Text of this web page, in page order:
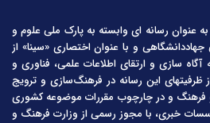
عنوان رسانه ای وابسته به پارک ملی علوم و
و با عنوان اختصاری «سینا» از
کمک به آگاه سازی و ارتقای اطلاعات علمی، فناوری و
ظرفیتهای این رسانه در فرهنگ‌سازی و ترویج
فرهنگ و در چارچوب مقررات موضوعه کشوری
خبری، با مجوز رسمی از وزارت فرهنگ و